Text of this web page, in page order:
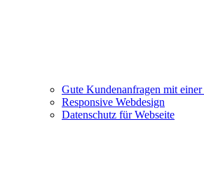
Gute Kundenanfragen mit
Responsive Webdesign
Datenschutz für Webseite